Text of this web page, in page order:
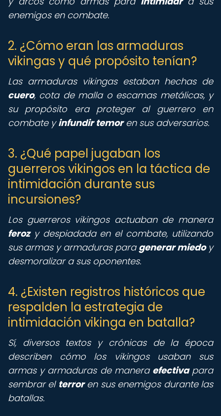
enemigos en combate.
2. ¿Cómo eran las armaduras
vikingas y qué propósito tenían?
Las armaduras vikingas estaban hechas de
cuero, cota de malla o escamas metálicas, y
su propósito era proteger al guerrero en
combate yinfundir temoren sus adversarios.
3. ¿Qué papel jugaban los
guerreros vikingos en la táctica de
intimidación durante sus
incursiones?
Los guerreros vikingos actuaban de manera
ferozy despiadada en el combate, utilizando
sus armas y armaduras para generar miedoy
desmoralizar a sus oponentes.
4. ¿Existen registros históricos que
respalden la estrategia de
intimidación vikinga en batalla?
Sí, diversos textos y crónicas de la época
describen cómo los vikingos usaban sus
armas y armaduras de manera efectivapara
sembrar el terroren sus enemigos durante las
batallas.